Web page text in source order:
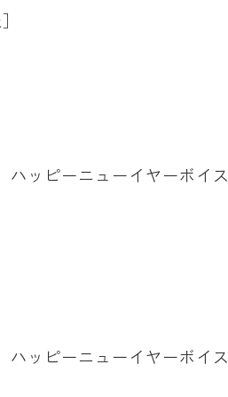
ッピーニューイヤーボイス
ッピーニューイヤーボイス